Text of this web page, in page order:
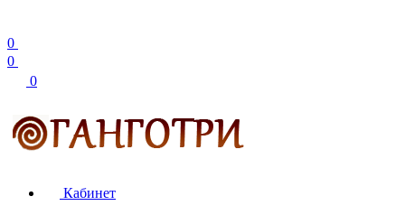
0
0
0
Кабинет